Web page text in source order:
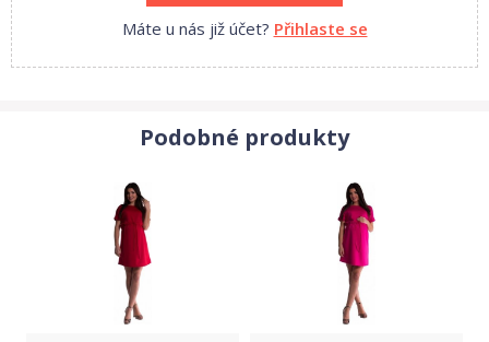
Proč oblečení NICOL?
Protože, milujete své děti!
Vše vyrobeno v nejlepší kvalitě s láskou.
Máte u nás již účet? Přihlaste se
Podobné produkty